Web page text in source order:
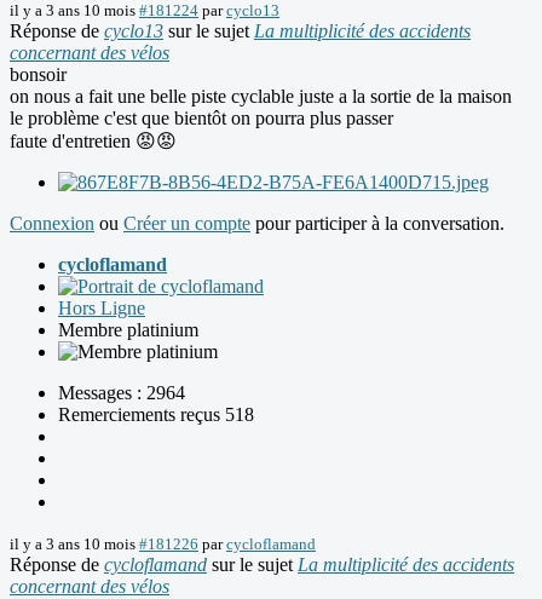
il y a 3 ans 10 mois #181224 parcyclo13
Réponse de cyclo13 sur le sujet La multiplicité des accidents
concernant des vélos
bonsoir
on nous a fait une belle piste cyclable juste a la sortie de la maison
le problème c'est que bientôt on pourra plus passer
faute d'entretien 😡😡
Connexion ou Créer un compte pour participer à la conversation.
cycloflamand
Hors Ligne
Membre platinium
Messages : 2964
Remerciements reçus 518
il y a 3 ans 10 mois #181226 parcycloflamand
Réponse de cycloflamand sur le sujet La multiplicité des accidents
concernant des vélos